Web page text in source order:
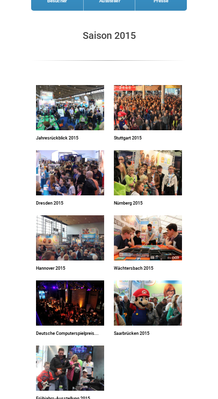
Saison 2015
Jahresrückblick 2015 Stuttgart 2015
Dresden 2015 Nürnberg 2015
Hannover 2015 Wächtersbach 2015
Deutsche Computerspielpreis... Saarbrücken 2015